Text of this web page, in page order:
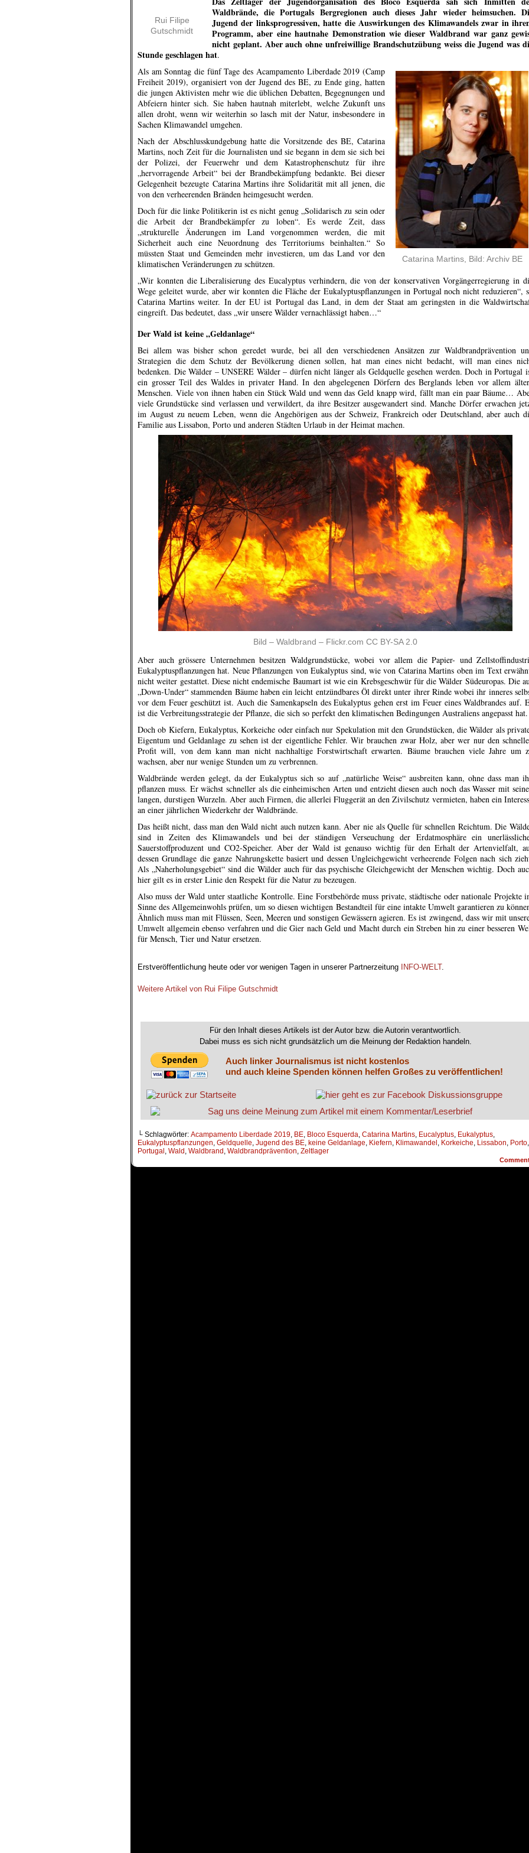
Rui Filipe
Gutschmidt
Waldbrände, die Portugals Bergregionen auch dieses Jahr wieder heimsuchen.
Jugend der linksprogressiven, hatte die Auswirkungen des Klimawandels zwar in
Programm, aber eine hautnahe Demonstration wie dieser Waldbrand war ganz
nicht geplant. Aber auch ohne unfreiwillige Brandschutzübung weiss die Jugend was
Stunde geschlagen hat.
Catarina Martins, Bild: Archiv BE
Als am Sonntag die fünf Tage des Acampamento Liberdade 2019 (Camp
Freiheit 2019), organisiert von der Jugend des BE, zu Ende ging, hatten
die jungen Aktivisten mehr wie die üblichen Debatten, Begegnungen und
Abfeiern hinter sich. Sie haben hautnah miterlebt, welche Zukunft uns
allen droht, wenn wir weiterhin so lasch mit der Natur, insbesondere in
Sachen Klimawandel umgehen.
Nach der Abschlusskundgebung hatte die Vorsitzende des BE, Catarina
Martins, noch Zeit für die Journalisten und sie begann in dem sie sich bei
der Polizei, der Feuerwehr und dem Katastrophenschutz für ihre
„hervorragende Arbeit“ bei der Brandbekämpfung bedankte. Bei dieser
Gelegenheit bezeugte Catarina Martins ihre Solidarität mit all jenen, die
von den verheerenden Bränden heimgesucht werden.
Doch für die linke Politikerin ist es nicht genug „Solidarisch zu sein oder
die Arbeit der Brandbekämpfer zu loben“. Es werde Zeit, dass
„strukturelle Änderungen im Land vorgenommen werden, die mit
Sicherheit auch eine Neuordnung des Territoriums beinhalten.“ So
müssten Staat und Gemeinden mehr investieren, um das Land vor den
klimatischen Veränderungen zu schützen.
„Wir konnten die Liberalisierung des Eucalyptus verhindern, die von der konservativen Vorgängerregierung in
Wege geleitet wurde, aber wir konnten die Fläche der Eukalyptuspflanzungen in Portugal noch nicht reduzieren“,
Catarina Martins weiter. In der EU ist Portugal das Land, in dem der Staat am geringsten in die
eingreift. Das bedeutet, dass „wir unsere Wälder vernachlässigt haben…“
Der Wald ist keine „Geldanlage“
Bei allem was bisher schon geredet wurde, bei all den verschiedenen Ansätzen zur Waldbrandprävention
Strategien die dem Schutz der Bevölkerung dienen sollen, hat man eines nicht bedacht, will man eines
bedenken. Die Wälder – UNSERE Wälder – dürfen nicht länger als Geldquelle gesehen werden. Doch in Portugal
ein grosser Teil des Waldes in privater Hand. In den abgelegenen Dörfern des Berglands leben vor allem
Menschen. Viele von ihnen haben ein Stück Wald und wenn das Geld knapp wird, fällt man ein paar Bäume…
viele Grundstücke sind verlassen und verwildert, da ihre Besitzer ausgewandert sind. Manche Dörfer erwachen
im August zu neuem Leben, wenn die Angehörigen aus der Schweiz, Frankreich oder Deutschland, aber auch
Familie aus Lissabon, Porto und anderen Städten Urlaub in der Heimat machen.
Bild – Waldbrand – Flickr.com CC BY-SA 2.0
Aber auch grössere Unternehmen besitzen Waldgrundstücke, wobei vor allem die Papier- und
Eukalyptuspflanzungen hat. Neue Pflanzungen von Eukalyptus sind, wie von Catarina Martins oben im Text
nicht weiter gestattet. Diese nicht endemische Baumart ist wie ein Krebsgeschwür für die Wälder Südeuropas. Die
„Down-Under“ stammenden Bäume haben ein leicht entzündbares Öl direkt unter ihrer Rinde wobei ihr inneres
vor dem Feuer geschützt ist. Auch die Samenkapseln des Eukalyptus gehen erst im Feuer eines Waldbrandes auf.
ist die Verbreitungsstrategie der Pflanze, die sich so perfekt den klimatischen Bedingungen Australiens angepasst hat.
Doch ob Kiefern, Eukalyptus, Korkeiche oder einfach nur Spekulation mit den Grundstücken, die Wälder als
Eigentum und Geldanlage zu sehen ist der eigentliche Fehler. Wir brauchen zwar Holz, aber wer nur den
Profit will, von dem kann man nicht nachhaltige Forstwirtschaft erwarten. Bäume brauchen viele Jahre um
wachsen, aber nur wenige Stunden um zu verbrennen.
Waldbrände werden gelegt, da der Eukalyptus sich so auf „natürliche Weise“ ausbreiten kann, ohne dass man
pflanzen muss. Er wächst schneller als die einheimischen Arten und entzieht diesen auch noch das Wasser mit
langen, durstigen Wurzeln. Aber auch Firmen, die allerlei Fluggerät an den Zivilschutz vermieten, haben ein
an einer jährlichen Wiederkehr der Waldbrände.
Das heißt nicht, dass man den Wald nicht auch nutzen kann. Aber nie als Quelle für schnellen Reichtum. Die
sind in Zeiten des Klimawandels und bei der ständigen Verseuchung der Erdatmosphäre ein
Sauerstoffproduzent und CO2-Speicher. Aber der Wald ist genauso wichtig für den Erhalt der Artenvielfalt,
dessen Grundlage die ganze Nahrungskette basiert und dessen Ungleichgewicht verheerende Folgen nach sich
Als „Naherholungsgebiet“ sind die Wälder auch für das psychische Gleichgewicht der Menschen wichtig. Doch
hier gilt es in erster Linie den Respekt für die Natur zu bezeugen.
Also muss der Wald unter staatliche Kontrolle. Eine Forstbehörde muss private, städtische oder nationale Projekte
Sinne des Allgemeinwohls prüfen, um so diesen wichtigen Bestandteil für eine intakte Umwelt garantieren zu
Ähnlich muss man mit Flüssen, Seen, Meeren und sonstigen Gewässern agieren. Es ist zwingend, dass wir mit
Umwelt allgemein ebenso verfahren und die Gier nach Geld und Macht durch ein Streben hin zu einer besseren
für Mensch, Tier und Natur ersetzen.
Erstveröffentlichung heute oder vor wenigen Tagen in unserer Partnerzeitung
INFO-WELT.
Weitere Artikel von Rui Filipe Gutschmidt
Für den Inhalt dieses Artikels ist der Autor bzw. die Autorin verantwortlich.
Dabei muss es sich nicht grundsätzlich um die Meinung der Redaktion handeln.
Auch linker Journalismus ist nicht kostenlos
und auch kleine Spenden können helfen Großes zu veröffentlichen!
└ Schlagwörter: Acampamento Liberdade 2019, BE, Bloco Esquerda, Catarina Martins, Eucalyptus, Eukalyptus,
Eukalyptuspflanzungen, Geldquelle, Jugend des BE, keine Geldanlage, Kiefern, Klimawandel, Korkeiche, Lissabon, Porto,
Portugal, Wald, Waldbrand, Waldbrandprävention, Zeltlager